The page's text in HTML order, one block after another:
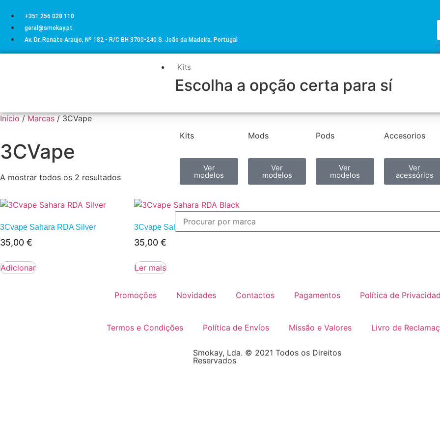
+351 256 028 110
geral@smokay.pt
Av. Dr. Renato Araujo, Nº 182 - R/C BH 3700-240 S. João da Madeira. Portugal
Kits
Escolha a opção certa para sí
Kits
Ver
modelos
Mods
Ver
modelos
Pods
Ver
modelos
Accesorios
Ver
acessórios
Início/Marcas/ 3CVape
3CVape
A mostrar todos os 2 resultados
3Cvape Sahara RDA Silver
35,00 €
Adicionar
3Cvape Sahara RDA Black
35,00 €
Ler mais
Promoções Novidades Contactos Pagamentos Política de
Termos e Condições Política de Envíos Missão e Valores Livro de
Smokay, Lda. © 2021 Todos os Direitos
Reservados